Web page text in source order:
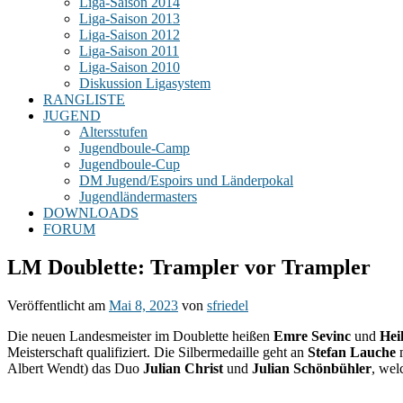
Liga-Saison 2013
Liga-Saison 2012
Liga-Saison 2011
Liga-Saison 2010
Diskussion Ligasystem
RANGLISTE
JUGEND
Altersstufen
Jugendboule-Camp
Jugendboule-Cup
DM Jugend/Espoirs und Länderpokal
Jugendländermasters
DOWNLOADS
FORUM
LM Doublette: Trampler vor Trampler
Veröffentlicht am Mai 8, 2023 von sfriedel
Die neuen Landesmeister im Doublette heißen Emre Sevinc und
Meisterschaft qualifiziert. Die Silbermedaille geht an Stefan Lauche
Albert Wendt) das Duo Julian Christ und Julian Schönbühler,